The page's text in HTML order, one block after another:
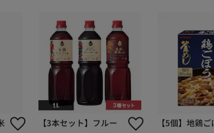
【3本セット】フルー
【5個】地鶏